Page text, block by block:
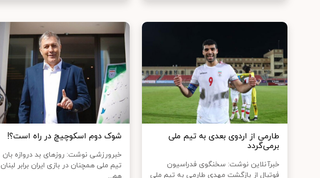
طارمی از اردوی بعدی به تیم ملی
برمی‌گردد
خبرآنلاین نوشت: سخنگوی فدراسیون
فوتبال از بازگشت مهدی طارمی به تیم ملی
شوک دوم اسکوچیچ در راه است؟!
خبرورزشی نوشت: روزهای بد دروازه بان
تیم ملی همچنان در بازی ایران برابر لبنان